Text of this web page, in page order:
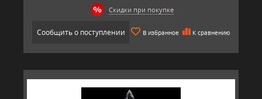
Скидки при покупке
Сообщить о поступлении В избранное К сравнению